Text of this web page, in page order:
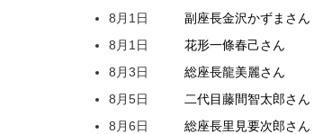
8月1日 副座長金沢かずま さん
8月1日
花形一條春己さん
8月3日
総座長龍美麗さん
8月5日
二代目藤間智太郎さん
8月6日
総座長里見要次郎さん